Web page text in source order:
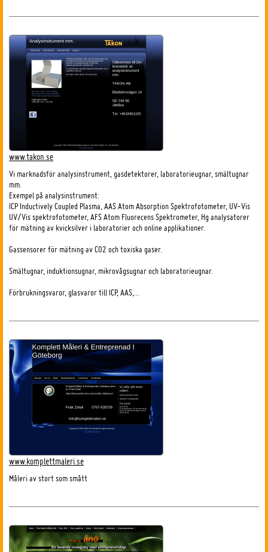
www.takon.se
Vi marknadsför analysinstrument, gasdetektorer, laboratorieugnar, smältugnar
mm.
Exempel på analysinstrument:
ICP Inductively Coupled Plasma, AAS Atom Absorption Spektrofotometer, UV-Vis
UV/Vis spektrofotometer, AFS Atom Fluorecens Spektrometer, Hg analysatorer
för mätning av kvicksilver i laboratorier och online applikationer.
Gassensorer för mätning av CO2 och toxiska gaser.
Smältugnar, induktionsugnar, mikrovågsugnar och laboratorieugnar.
Förbrukningsvaror, glasvaror till ICP, AAS,…
www.komplettmaleri.se
Måleri av stort som smått